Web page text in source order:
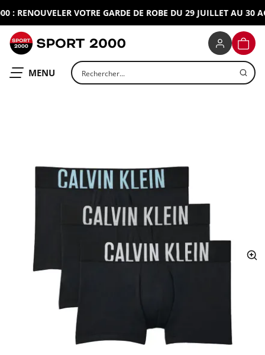
: RENOUVELER VOTRE GARDE DE ROBE DU 29 JUILLET AU 30
OUVRIR LE
MENU Rechercher un produit